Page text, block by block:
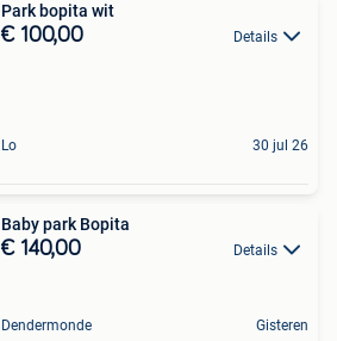
Park bopita wit
€ 100,00 Details
Lo 30 jul 26
Baby park Bopita
€ 140,00 Details
Dendermonde Gisteren